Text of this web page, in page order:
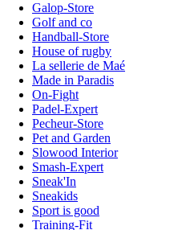
Galop-Store
Golf and co
Handball-Store
House of rugby
La sellerie de Maé
Made in Paradis
On-Fight
Padel-Expert
Pecheur-Store
Pet and Garden
Slowood Interior
Smash-Expert
Sneak'In
Sneakids
Sport is good
Training-Fit